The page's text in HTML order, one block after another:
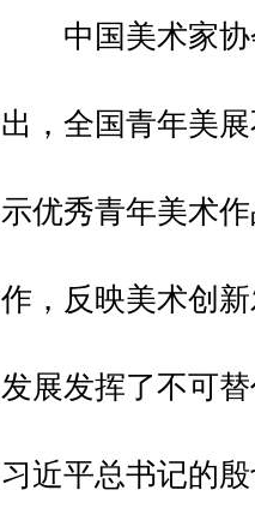
中国美术家协
出，全国青年美
示优秀青年美术
作，反映美术创
发展发挥了不可
习近平总书记的